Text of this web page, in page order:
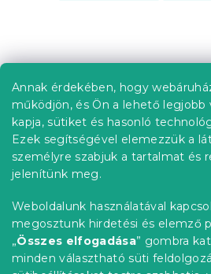
Annak érdekében, hogy
működjön, és Ön a lehető legjobb
kapja, sütiket és hasonló
Ezek segítségével elemezzük a
személyre szabjuk a tartalmat és
jelenítünk meg.
Weboldalunk használatával
megosztunk hirdetési és elemző
„Összes elfogadása” gombra
minden választható süti
á
Információ az Ön
Rendelés követése
Szállítási lehetőségek
Fizetési lehetőségek
Reklamáció és áruvisszaküldés
Elérhetőség
Általános szerződési feltételek
Adatvédelmi nyilatkozat
Blog